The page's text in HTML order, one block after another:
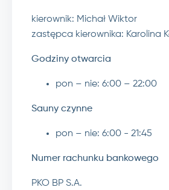
kierownik: Michał Wiktor
zastępca kierownika: Karolina
Godziny otwarcia
pon – nie: 6:00 – 22:00
Sauny czynne
pon – nie: 6:00 - 21:45
Numer rachunku bankowego
PKO BP S.A.